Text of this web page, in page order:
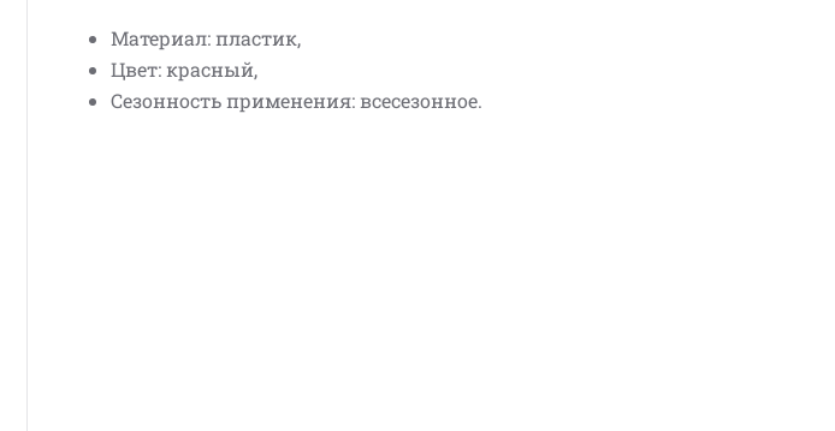
Материал: пластик,
Цвет: красный,
Сезонность применения: всесезонное.